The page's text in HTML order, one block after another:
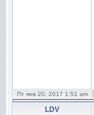
Пт янв 20, 2017 1:51 am
LDV